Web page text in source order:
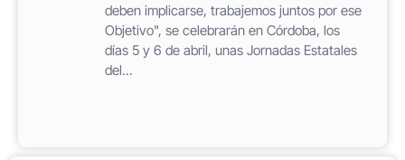
deben implicarse, trabajemos juntos por ese
Objetivo", se celebrarán en Córdoba, los
días 5 y 6 de abril, unas Jornadas Estatales
del...